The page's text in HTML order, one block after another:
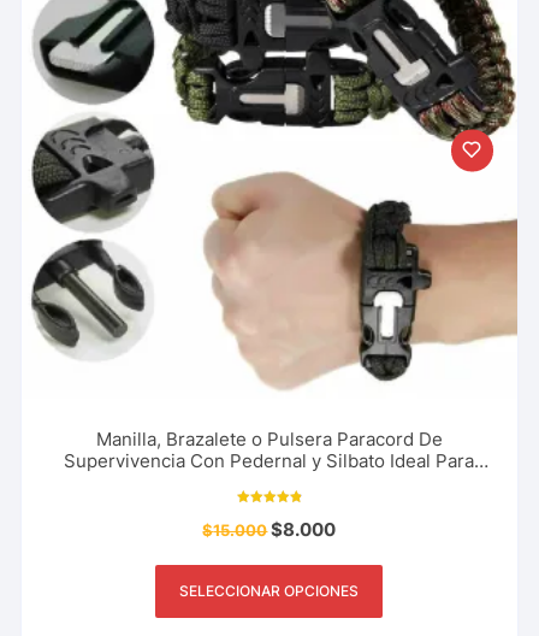
Manilla, Brazalete o Pulsera Paracord De
Supervivencia Con Pedernal y Silbato Ideal Para
con
4.91
$15.000$8.000
SELECCIONAR OPCIONES